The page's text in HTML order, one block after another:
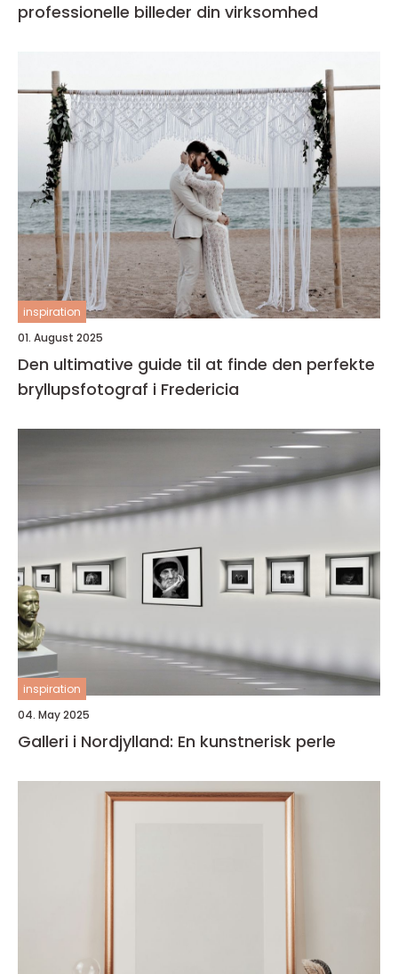
professionelle billeder din virksomhed
inspiration
01. August 2025
Den ultimative guide til at finde den perfekte
bryllupsfotograf i Fredericia
inspiration
04. May 2025
Galleri i Nordjylland: En kunstnerisk perle